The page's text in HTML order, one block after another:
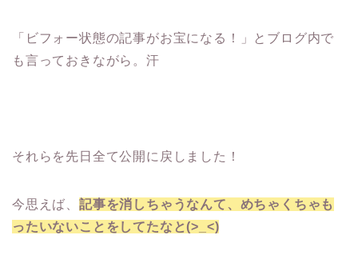
「ビフォー状態の記事がお宝になる！」とブログ内で
も言っておきながら。汗
それらを先日全て公開に戻しました！
今思えば、 記事を消しちゃうなんて、めちゃくちゃも
ったいないことをしてたなと(>_<)